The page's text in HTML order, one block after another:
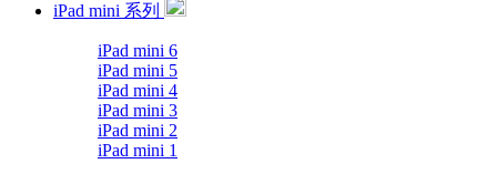
iPad mini 系列
iPad mini 6
iPad mini 5
iPad mini 4
iPad mini 3
iPad mini 2
iPad mini 1